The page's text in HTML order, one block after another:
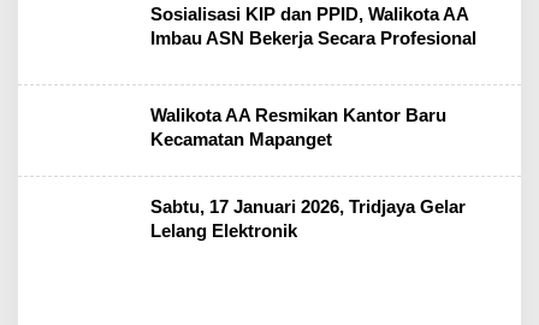
Sosialisasi KIP dan PPID, Walikota AA
Imbau ASN Bekerja Secara Profesional
Walikota AA Resmikan Kantor Baru
Kecamatan Mapanget
Sabtu, 17 Januari 2026, Tridjaya Gelar
Lelang Elektronik